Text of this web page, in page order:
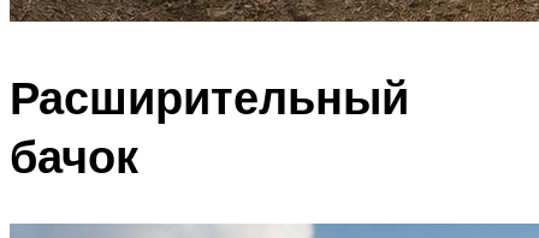
Расширительный
бачок